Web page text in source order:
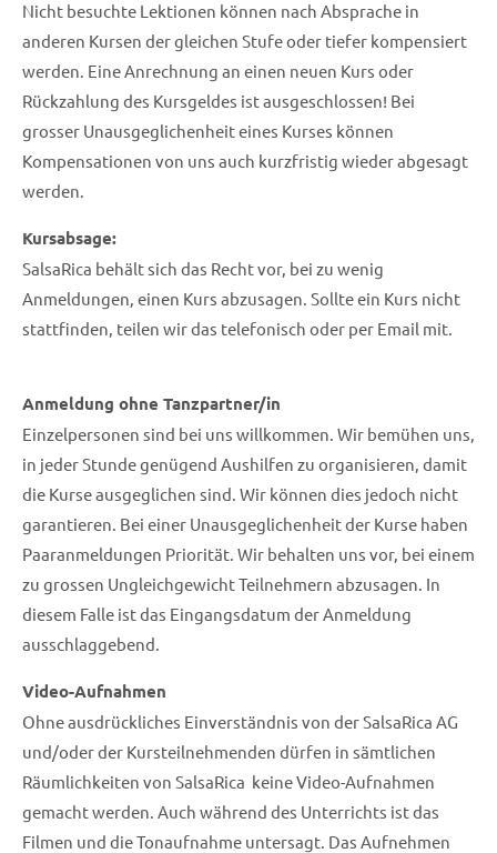
Nicht besuchte Lektionen können nach Absprache in
anderen Kursen der gleichen Stufe oder tiefer kompensiert
werden. Eine Anrechnung an einen neuen Kurs oder
Rückzahlung des Kursgeldes ist ausgeschlossen! Bei
grosser Unausgeglichenheit eines Kurses können
Kompensationen von uns auch kurzfristig wieder abgesagt
werden.
Kursabsage:
SalsaRica behält sich das Recht vor, bei zu wenig
Anmeldungen, einen Kurs abzusagen. Sollte ein Kurs nicht
stattfinden, teilen wir das telefonisch oder per Email mit.
Anmeldung ohne Tanzpartner/in
Einzelpersonen sind bei uns willkommen. Wir bemühen uns,
in jeder Stunde genügend Aushilfen zu organisieren, damit
die Kurse ausgeglichen sind. Wir können dies jedoch nicht
garantieren. Bei einer Unausgeglichenheit der Kurse haben
Paaranmeldungen Priorität. Wir behalten uns vor, bei einem
zu grossen Ungleichgewicht Teilnehmern abzusagen. In
diesem Falle ist das Eingangsdatum der Anmeldung
ausschlaggebend.
Video-Aufnahmen
Ohne ausdrückliches Einverständnis von der SalsaRica AG
und/oder der Kursteilnehmenden dürfen in sämtlichen
Räumlichkeiten von SalsaRica keine Video-Aufnahmen
gemacht werden. Auch während des Unterrichts ist das
Filmen und die Tonaufnahme untersagt. Das Aufnehmen